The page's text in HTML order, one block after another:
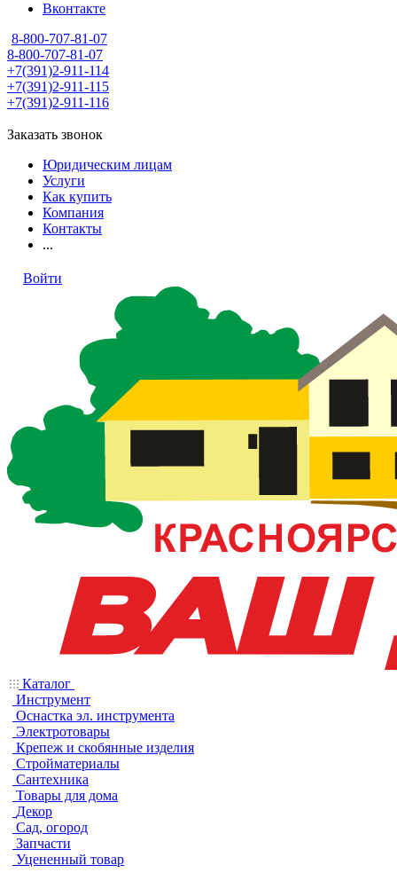
Вконтакте
8-800-707-81-07
8-800-707-81-07
+7(391)2-911-114
+7(391)2-911-115
+7(391)2-911-116
Заказать звонок
Юридическим лицам
Услуги
Как купить
Компания
Контакты
...
Войти
Каталог
Инструмент
Оснастка эл. инструмента
Электротовары
Крепеж и скобянные изделия
Стройматериалы
Сантехника
Товары для дома
Декор
Сад, огород
Запчасти
Уцененный товар